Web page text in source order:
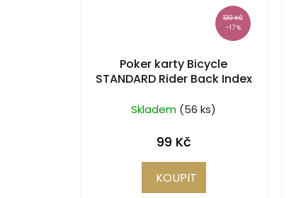
120 KČ
–17 %
Poker karty Bicycle
STANDARD Rider Back Index
Skladem (56 ks)
99 Kč
KOUPIT